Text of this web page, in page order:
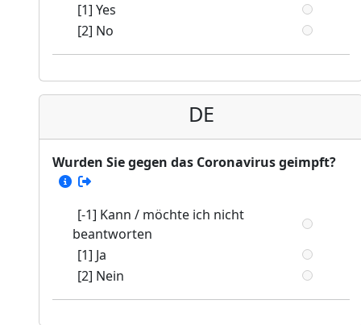
[1] Yes
[2] No
DE
Wurden Sie gegen das Coronavirus geimpft?
[-1] Kann / möchte ich nicht
beantworten
[1] Ja
[2] Nein